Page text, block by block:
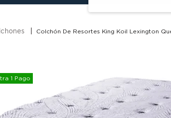
Colchón De Resortes King Koil Lexington
1 Pago
7.
8.